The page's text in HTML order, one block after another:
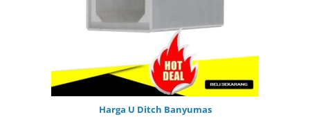
Harga U Ditch Banyumas